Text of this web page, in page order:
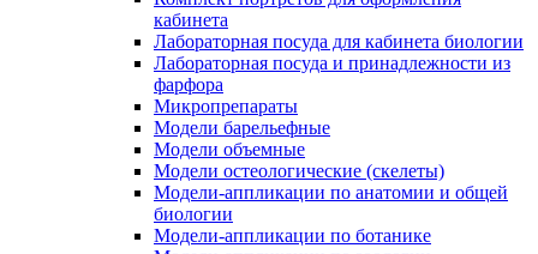
кабинета
Лабораторная посуда для кабинета биологии
Лабораторная посуда и принадлежности из
фарфора
Микропрепараты
Модели барельефные
Модели объемные
Модели остеологические (скелеты)
Модели-аппликации по анатомии и общей
биологии
Модели-аппликации по ботанике